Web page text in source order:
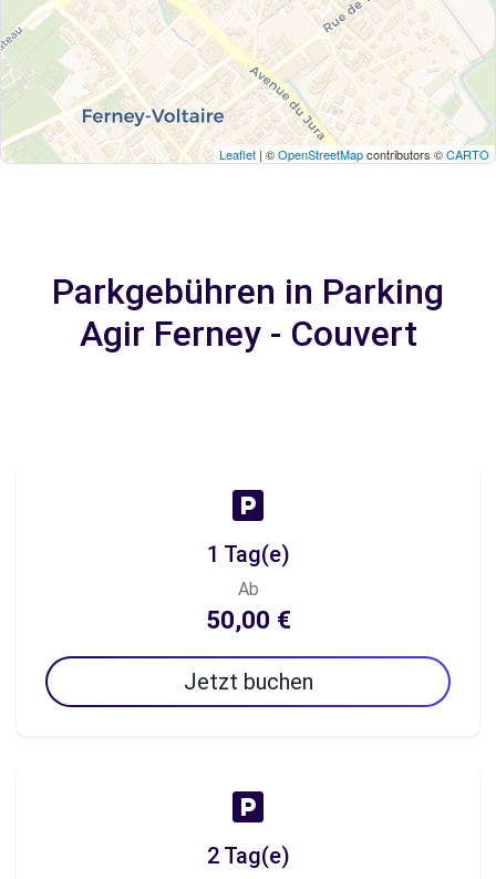
Leaflet | ©OpenStreetMapcontributors ©CARTO
Parkgebühren in Parking
Agir Ferney - Couvert
1 Tag(e)
Ab
50,00 €
Jetzt buchen
2 Tag(e)